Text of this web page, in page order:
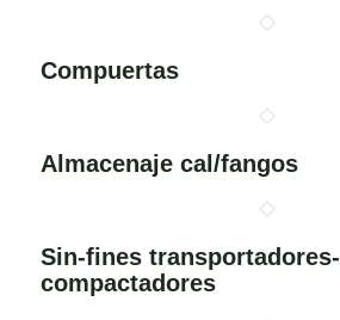
Compuertas
Almacenaje cal/fangos
Sin-fines transportadores-
compactadores